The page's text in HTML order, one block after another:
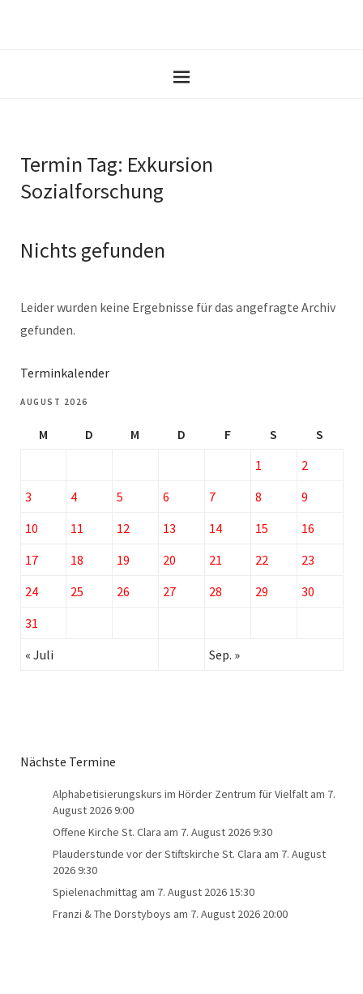
Termin Tag: Exkursion
Sozialforschung
Nichts gefunden
Leider wurden keine Ergebnisse für das angefragte Archiv
gefunden.
Terminkalender
AUGUST 2026
M D M D F S
S
1
2
3
4 5 6 7 8
9
10
11 12 13 14 15
16
17
18 19 20 21 22
23
24
25 26 27 28 29
30
31
« Juli
Sep. »
Nächste Termine
Alphabetisierungskurs im Hörder Zentrum für Vielfalt am 7.
August 2026 9:00
Offene Kirche St. Clara am 7. August 2026 9:30
Plauderstunde vor der Stiftskirche St. Clara am 7. August
2026 9:30
Spielenachmittag am 7. August 2026 15:30
Franzi & The Dorstyboys am 7. August 2026 20:00